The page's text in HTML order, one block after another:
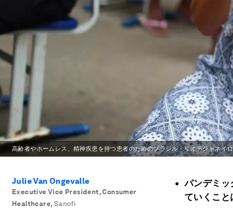
高齢者やホームレス、精神疾患を持つ患者のためのブラジル・リオデジャネイ
Julie Van Ongevalle
Executive Vice President, Consumer
Healthcare, Sanofi
パンデミッ
ていくこと